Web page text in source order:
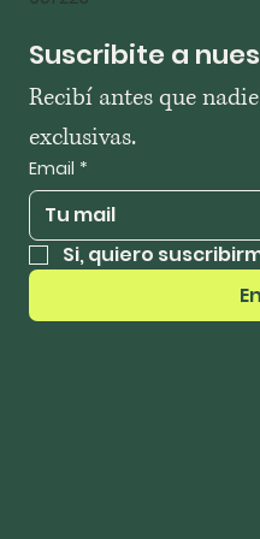
Suscribite a
Recibí antes que
exclusivas.
Email *
Si, quiero